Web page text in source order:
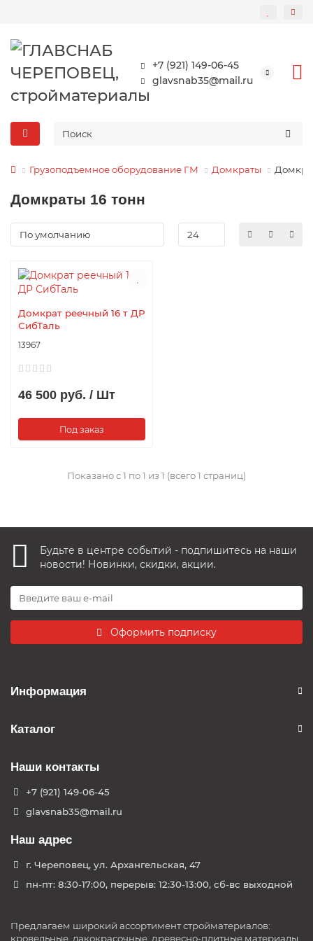
+7 (921) 149-06-45
glavsnab35@mail.ru
Грузоподъемное оборудование ГМ Домкраты
Домкраты 16 тонн
Домкрат реечный 16 т ДР
СибТаль
13967
46 500 руб. / Шт
Под заказ
Показано с 1 по 1 из 1 (всего 1 страниц)
Будьте в центре событий - подпишитесь на наши
новости! Новинки, скидки, акции.
Оформить подписку
Информация
Каталог
Наши контакты
+7 (921) 149-06-45
glavsnab35@mail.ru
Наш адрес
г. Череповец, ул. Архангельская, 47
пн-пт: 8:30-17:00, перерыв: 12:30-13:00, сб-вс выходной
Предлагаем широкий ассортимент стройматериалов:
кровельные, лакокрасочные, древесно-плитные материалы,